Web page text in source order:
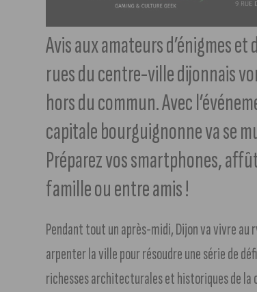
Avis aux amateurs d’énigmes
rues du centre-ville dijonnais
hors du commun. Avec
capitale bourguignonne va se
Préparez vos smartphones,
famille ou entre amis !
Pendant tout un après-midi, Dijon va vivre
arpenter la ville pour résoudre une série de
richesses architecturales et historiques de la